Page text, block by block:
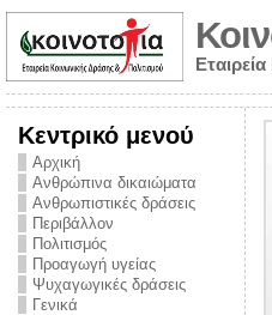
Κεντρικό μενού
Αρχική
Ανθρώπινα δικαιώματα
Ανθρωπιστικές δράσεις
Περιβάλλον
Πολιτισμός
Προαγωγή υγείας
Ψυχαγωγικές δράσεις
Γενικά